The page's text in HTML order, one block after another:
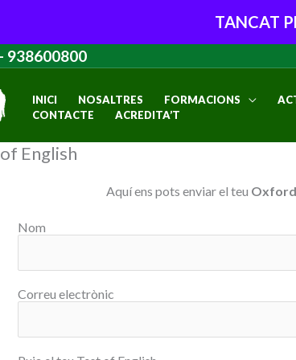
TANCAT
938600800
INICI NOSALTRES FORMACIONS
CONTACTE
ACREDITA’T
English
Aquí ens pots enviar el teu Oxford
Nom
Correu electrònic